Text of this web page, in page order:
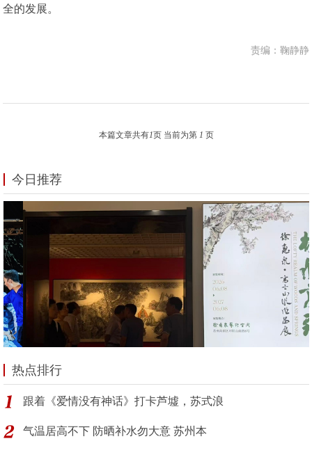
全的发展。
责编：鞠静静
本篇文章共有1页 当前为第 1 页
今日推荐
热点排行
跟着《爱情没有神话》打卡芦墟，苏式浪
气温居高不下 防晒补水勿大意 苏州本